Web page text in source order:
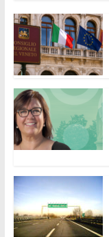
e
b
o
o
k
itt
er